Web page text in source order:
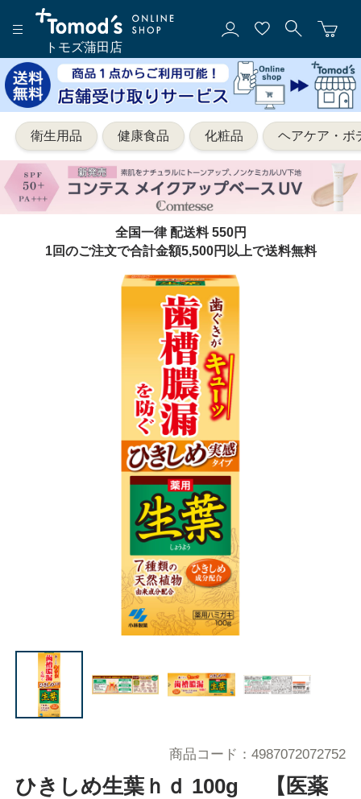
トモズ蒲田店
衛生用品 健康食品 化粧品 ヘアケア・ボ
全国一律 配送料 550円
1回のご注文で合計金額5,500円以上で送料無料
ひきしめ生葉ｈｄ 100g 【医薬
商品コード 4987072072752